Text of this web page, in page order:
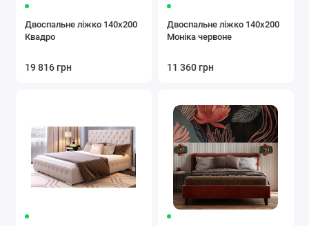
Двоспальне ліжко 140x200
Квадро
19 816 грн
Двоспальне ліжко 140x200
Моніка червоне
11 360 грн